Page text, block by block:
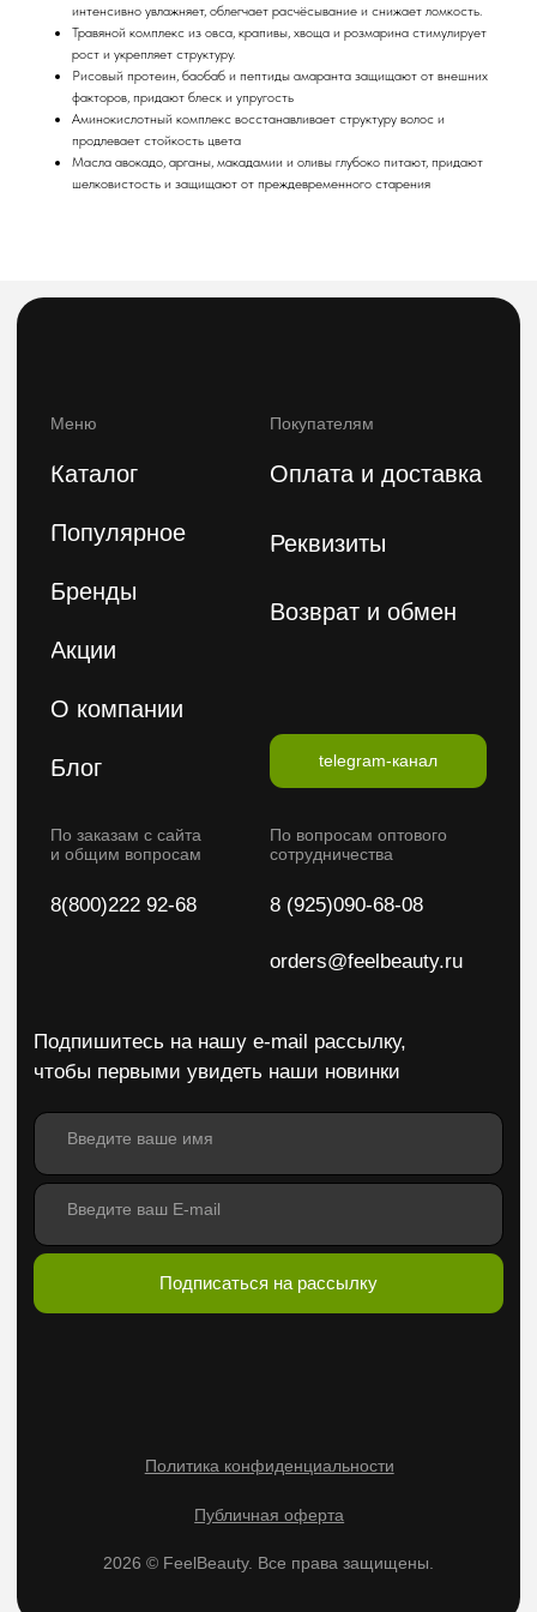
интенсивно увлажняет, облегчает расчёсывание и снижает ломкость.
Травяной комплекс из овса, крапивы, хвоща и розмарина стимулирует
рост и укрепляет структуру.
Рисовый протеин, баобаб и пептиды амаранта защищают от внешних
факторов, придают блеск и упругость
Аминокислотный комплекс восстанавливает структуру волос и
продлевает стойкость цвета
Масла авокадо, арганы, макадамии и оливы глубоко питают, придают
шелковистость и защищают от преждевременного старения
2026 © FeelBeauty. Все права защищены.
Политика конфиденциальности
чтобы первыми увидеть наши новинки
сотрудничества
О компании
8(800)222 92-68 8 (925)090-68-08
и общим вопросам
telegram-канал